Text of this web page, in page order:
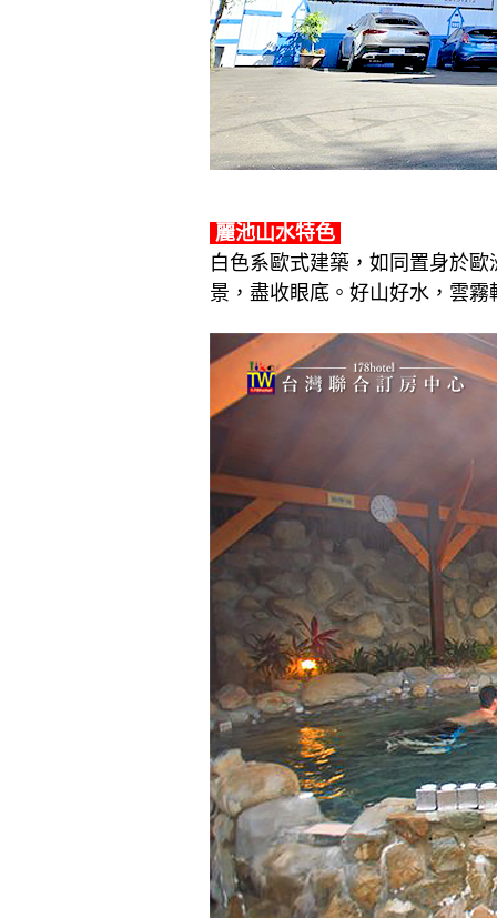
麗池山水特色
白色系歐式建築，如同置身於
景，盡收眼底。好山好水，雲